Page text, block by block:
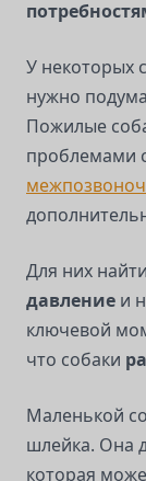
У некоторых
нужно
Пожилые
проблемами
Для них
давление и
ключевой
что собаки
Маленькой
шлейка. Она
которая